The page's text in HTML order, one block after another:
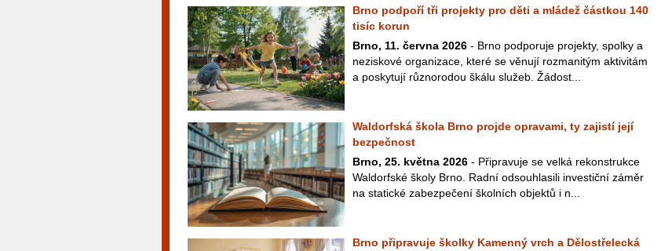
Brno podpoří tři projekty pro děti a mládež částkou 140
tisíc korun
Brno, 11. června 2026 - Brno podporuje projekty, spolky a
neziskové organizace, které se věnují rozmanitým aktivitám
a poskytují různorodou škálu služeb. Žádost...
Waldorfská škola Brno projde opravami, ty zajistí její
bezpečnost
Brno, 25. května 2026 - Připravuje se velká rekonstrukce
Waldorfské školy Brno. Radní odsouhlasili investiční záměr
na statické zabezpečení školních objektů i n...
Brno připravuje školky Kamenný vrch a Dělostřelecká